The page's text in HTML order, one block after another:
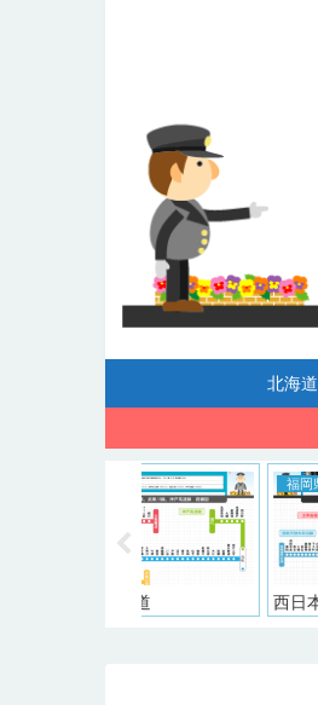
北海道
福岡県